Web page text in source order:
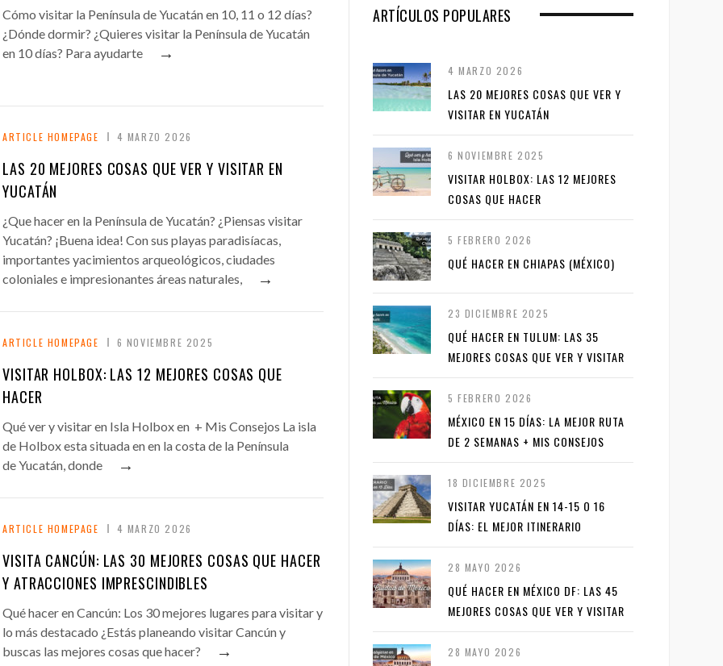
Cómo visitar la Península de Yucatán en 10, 11 o 12 días?
¿Dónde dormir? ¿Quieres visitar la Península de Yucatán
en 10 días? Para ayudarte
→
ARTICLE HOMEPAGE 4 MARZO 2026
LAS 20 MEJORES COSAS QUE VER Y VISITAR EN
YUCATÁN
¿Que hacer en la Península de Yucatán? ¿Piensas visitar
Yucatán? ¡Buena idea! Con sus playas paradisíacas,
importantes yacimientos arqueológicos, ciudades
coloniales e impresionantes áreas naturales,
→
ARTICLE HOMEPAGE 6 NOVIEMBRE 2025
VISITAR HOLBOX: LAS 12 MEJORES COSAS QUE
HACER
Qué ver y visitar en Isla Holbox en + Mis Consejos La isla
de Holbox esta situada en en la costa de la Península
de Yucatán, donde
→
ARTICLE HOMEPAGE 4 MARZO 2026
VISITA CANCÚN: LAS 30 MEJORES COSAS QUE HACER
Y ATRACCIONES IMPRESCINDIBLES
Qué hacer en Cancún: Los 30 mejores lugares para visitar y
lo más destacado ¿Estás planeando visitar Cancún y
buscas las mejores cosas que hacer?
→
ARTÍCULOS POPULARES
4 MARZO 2026
LAS 20 MEJORES COSAS QUE VER Y
VISITAR EN YUCATÁN
6 NOVIEMBRE 2025
VISITAR HOLBOX: LAS 12 MEJORES
COSAS QUE HACER
5 FEBRERO 2026
QUÉ HACER EN CHIAPAS (MÉXICO)
23 DICIEMBRE 2025
QUÉ HACER EN TULUM: LAS 35
MEJORES COSAS QUE VER Y VISITAR
5 FEBRERO 2026
MÉXICO EN 15 DÍAS: LA MEJOR RUTA
DE 2 SEMANAS + MIS CONSEJOS
18 DICIEMBRE 2025
VISITAR YUCATÁN EN 14-15 O 16
DÍAS: EL MEJOR ITINERARIO
28 MAYO 2026
QUÉ HACER EN MÉXICO DF: LAS 45
MEJORES COSAS QUE VER Y VISITAR
28 MAYO 2026